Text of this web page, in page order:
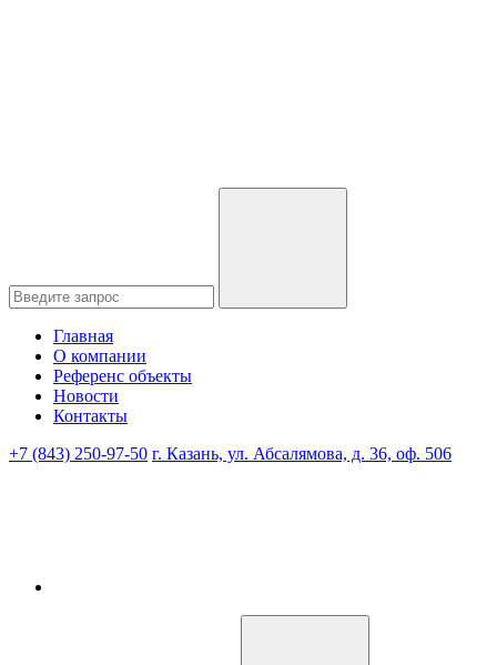
Главная
О компании
Референс объекты
Новости
Контакты
+7 (843) 250-97-50 г. Казань, ул. Абсалямова, д. 36, оф. 506